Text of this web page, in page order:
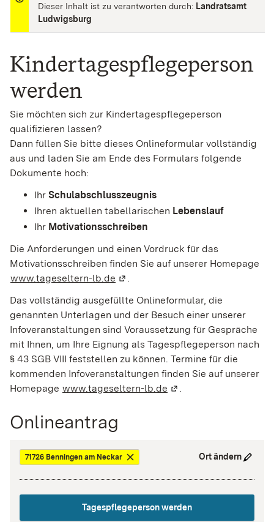
Dieser Inhalt ist zu verantworten durch: Landratsamt
Ludwigsburg
Kindertagespflegeperson
werden
Sie möchten sich zur Kindertagespflegeperson
qualifizieren lassen?
Dann füllen Sie bitte dieses Onlineformular vollständig
aus und laden Sie am Ende des Formulars folgende
Dokumente hoch:
Ihr Schulabschlusszeugnis
Ihren aktuellen tabellarischen Lebenslauf
Ihr Motivationsschreiben
Die Anforderungen und einen Vordruck für das
Motivationsschreiben finden Sie auf unserer Homepage
www.tageseltern-lb.de (Wird in einem neuen Fenster
.
Das vollständig ausgefüllte Onlineformular, die
genannten Unterlagen und der Besuch einer unserer
Infoveranstaltungen sind Voraussetzung für Gespräche
mit Ihnen, um Ihre Eignung als Tagespflegeperson nach
§ 43 SGB VIII feststellen zu können. Termine für die
kommenden Infoveranstaltungen finden Sie auf unserer
Homepage www.tageseltern-lb.de (Wird in einem neuen
.
Onlineantrag
71726 Benningen am Neckar Ort ändern
Tagespflegeperson werden